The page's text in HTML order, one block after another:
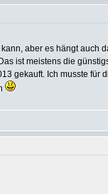
aber es hängt auch
ist meistens die
gekauft. Ich musste für